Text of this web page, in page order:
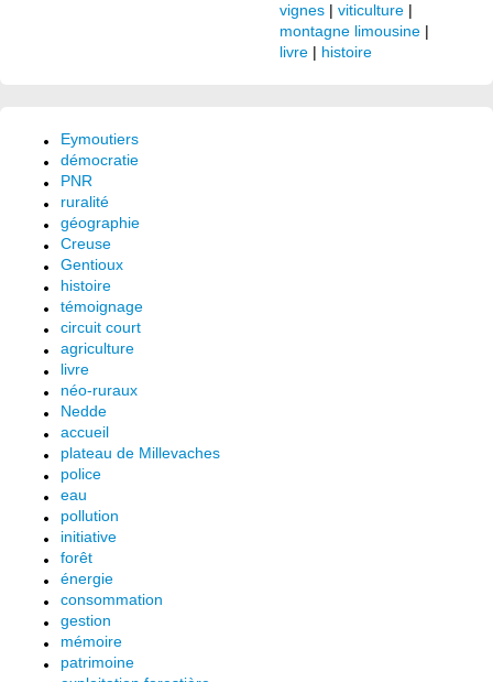
vignes | viticulture |
montagne limousine |
livre | histoire
Eymoutiers
démocratie
PNR
ruralité
géographie
Creuse
Gentioux
histoire
témoignage
circuit court
agriculture
livre
néo-ruraux
Nedde
accueil
plateau de Millevaches
police
eau
pollution
initiative
forêt
énergie
consommation
gestion
mémoire
patrimoine